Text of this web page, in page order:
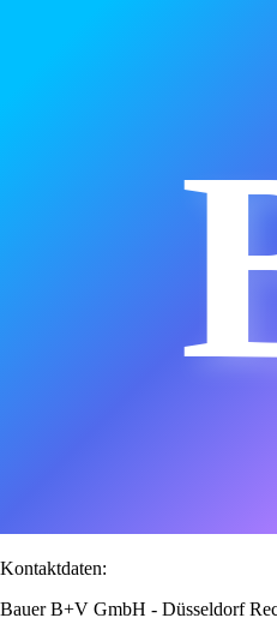
Kontaktdaten:
Bauer B+V GmbH - Düsseldorf